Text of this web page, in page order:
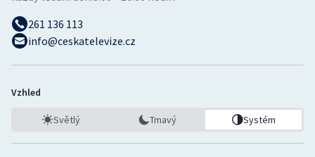
261 136 113
info@ceskatelevize.cz
Vzhled
Světlý Tmavý Systém